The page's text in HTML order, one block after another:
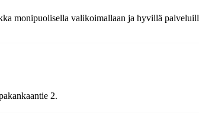
monipuolisella valikoimallaan ja hyvillä
2.